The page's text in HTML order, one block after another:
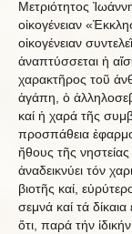
Μετριότητος
οἰκογένειαν
οἰκογένειαν
ἀναπτύσσεται ἡ
χαρακτῆρος τοῦ
ἀγάπη, ὁ
καί ἡ χαρά τῆς
προσπάθεια
ἤθους τῆς νηστείας
ἀναδεικνύει τόν
βιοτῆς καί,
σεμνά καί τά
ὅτι, παρά τήν